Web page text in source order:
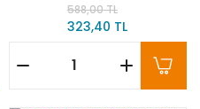
588,00 TL
323,40 TL